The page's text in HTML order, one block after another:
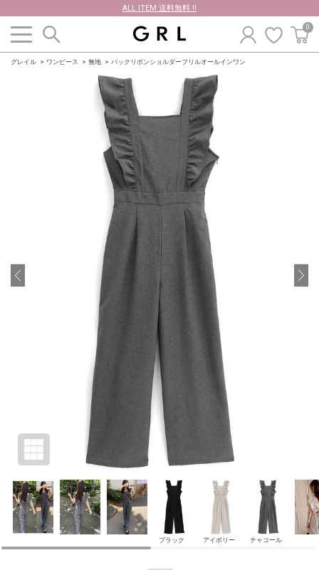
ALL ITEM 送料無料 !!
0
グレイル ワンピース 無地 バックリボンショルダーフリルオールインワン
ブラック アイボリー チャコール